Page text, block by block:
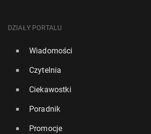
DZIAŁY PORTALU
Wiadomości
Czytelnia
Ciekawostki
Poradnik
Promocje